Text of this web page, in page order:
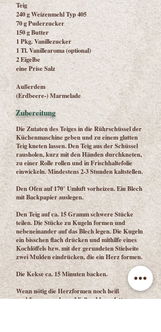
Teig
240 g Weizenmehl Typ 405
70 g Puderzucker
150 g Butter
1 Pkg. Vanillezucker
1 Tl. Vanillearoma (optional)
2 Eigelbe
eine Prise Salz
Außerdem
(Erdbeere-) Marmelade
Zubereitung
Die Zutaten des Teiges in die Rührschüssel der
Küchenmaschine geben und zu einem glatten
Teig kneten lassen. Den Teig aus der Schüssel
rausholen, kurz mit den Händen durchkneten,
zu einer Rolle rollen und in Frischhaltefolie
einwickeln. Mindestens 2-3 Stunden kaltstellen.
Den Ofen auf 170° Umluft vorheizen. Ein Blech
mit Backpapier auslegen.
Den Teig auf ca. 15 Gramm schwere Stücke
teilen. Die Stücke zu Kugeln formen und
nebeneinander auf das Blech legen. Die Kugeln
ein bisschen flach drücken und mithilfe eines
Kochlöffels bzw. mit der gerundeten Stielseite
zwei Mulden eindrücken, die ein Herz formen.
Die Kekse ca. 15 Minuten backen.
Wenn nötig die Herzformen noch heiß
nachformen und anschließend komplett